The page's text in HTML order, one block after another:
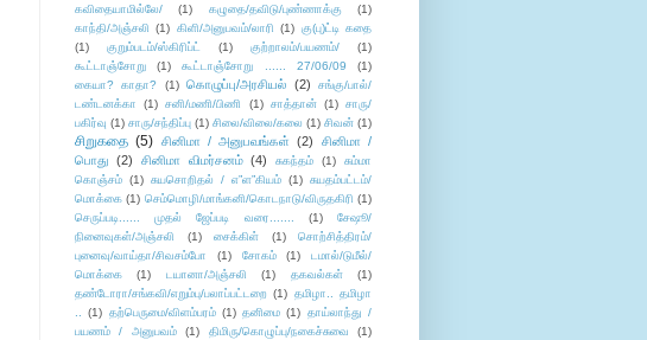
கவிதையாமில்லே/
(1) கழுதை/தவிடு/புண்ணாக்கு
(1)
காந்தி/அஞ்சலி (1) கிளி/அனுபவம்/லாரி (1) கு(பு)ட்டி கதை
(1)
குறும்படம்/ஸ்கிரிப்ட் (1) குற்றாலம்/பயணம்/
(1)
கூட்டாஞ்சோறு
(1) கூட்டாஞ்சோறு ...... 27/06/09
(1)
கையா? காதா?
(1) கொழுப்பு/அரசியல் (2)
சங்கு/பால்/
டண்டனக்கா
(1) சனி/மணி/பிணி (1) சாத்தான் (1) சாரு/
பகிர்வு (1) சாரு/சந்திப்பு (1) சிலை/விலை/கலை (1) சிவன் (1)
சிறுகதை (5) சினிமா / அனுபவங்கள் (2)
சினிமா /
பொது (2) சினிமா விமர்சனம் (4) சுகந்தம் (1)
சும்மா
கொஞ்சம் (1) சுயசொறிதல் / எ”ள”கியம் (1) சுயதம்பட்டம்/
மொக்கை (1) செம்மொழி/மாங்கனி/கொடநாடு/விருதகிரி (1)
செருப்படி...... முதல் ஜேப்படி வரை.......
(1)
சேஷூ/
நினைவுகள்/அஞ்சலி
(1) சைக்கிள் (1)
சொற்சித்திரம்/
புனைவு/வாய்தா/சிவசம்போ
(1) சோகம் (1)
டமால்/டுமீல்/
மொக்கை
(1) டயானா/அஞ்சலி (1) தகவல்கள்
(1)
தண்டோரா/சங்கவி/எறும்பு/பலாப்பட்டறை (1) தமிழா.. தமிழா
.. (1) தற்பெருமை/விளம்பரம் (1) தனிமை (1) தாய்லாந்து /
பயணம் / அனுபவம்
(1) திமிரு/கொழுப்பு/நகைச்சுவை
(1)